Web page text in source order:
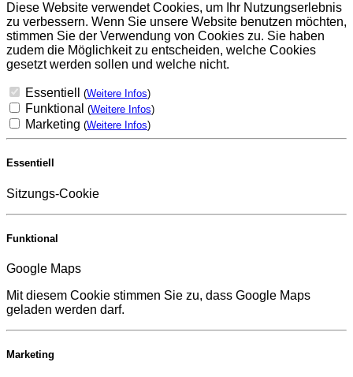
Diese Website verwendet Cookies, um Ihr Nutzungserlebnis
zu verbessern. Wenn Sie unsere Website benutzen möchten,
stimmen Sie der Verwendung von Cookies zu. Sie haben
zudem die Möglichkeit zu entscheiden, welche Cookies
gesetzt werden sollen und welche nicht.
Essentiell (Weitere Infos)
Funktional (Weitere Infos)
Marketing (Weitere Infos)
Essentiell
Sitzungs-Cookie
Funktional
Google Maps
Mit diesem Cookie stimmen Sie zu, dass Google Maps
geladen werden darf.
Marketing